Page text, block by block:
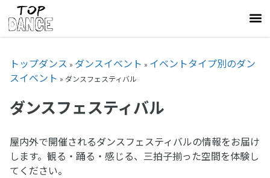
トップダンス » ダンスイベント » イベントタイプ別のダン
スイベント » ダンスフェスティバル
ダンスフェスティバル
屋内外で開催されるダンスフェスティバルの情報をお届け
します。観る・踊る・感じる、三拍子揃った空間を体験し
てください。